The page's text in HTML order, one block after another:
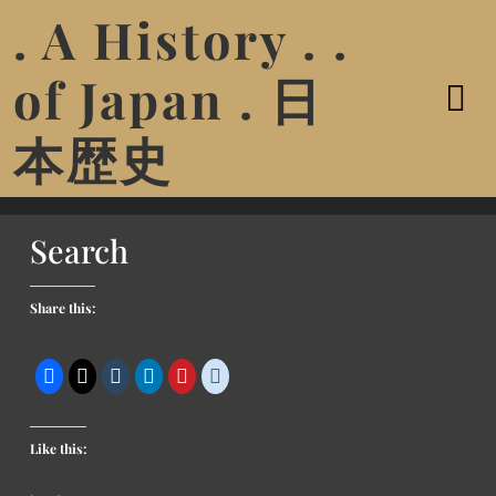
. A History . .
of Japan . 日
本歴史
Search
Share this:
Like this: